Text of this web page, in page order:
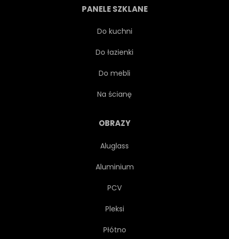
PANELE SZKLANE
Do kuchni
Do łazienki
Do mebli
Na ścianę
OBRAZY
Aluglass
Aluminium
PCV
Pleksi
Płótno